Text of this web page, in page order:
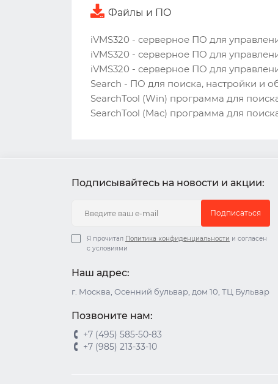
Файлы и ПО
iVMS320 - серверное ПО для
iVMS320 - серверное ПО для
iVMS320 - серверное ПО для
Search - ПО для поиска, настройки и
SearchTool (Win) программа для
SearchTool (Mac) программа для
Подписывайтесь на новости и акции:
Подписаться
Я прочитал Политика конфиденциальности и согласен
с условиями
Наш адрес:
г. Москва, Осенний бульвар, дом 10, ТЦ Бульвар
Позвоните нам:
+7 (495) 585-50-83
+7 (985) 213-33-10